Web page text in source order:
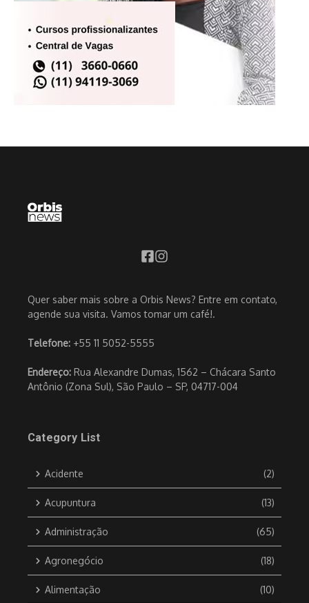
Quer saber mais sobre a Orbis News? Entre em contato,
agende sua visita. Vamos tomar um café!.
Telefone: +55 11 5052-5555
Endereço: Rua Alexandre Dumas, 1562 – Chácara Santo
Antônio (Zona Sul), São Paulo – SP, 04717-004
Category List
Acidente (2)
Acupuntura (13)
Administração (65)
Agronegócio (18)
Alimentação (10)